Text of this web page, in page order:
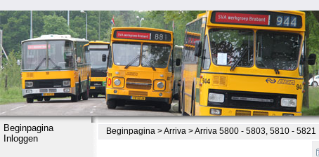
Beginpagina
Inloggen
Beginpagina >Arriva >Arriva 5800 - 5803, 5810 - 5821